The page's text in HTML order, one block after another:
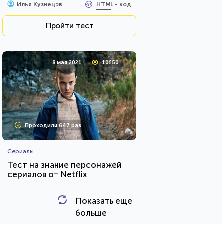
Илья Кузнецов HTML - код
Пройти тест
8 мая 2021 10550
Проходили 647 раз
Сериалы
Тест на знание персонажей
сериалов от Netflix
HTML - код
Показать еще
больше